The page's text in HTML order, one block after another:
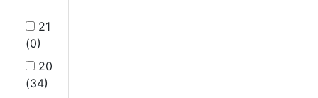
21
(0)
20
(34)